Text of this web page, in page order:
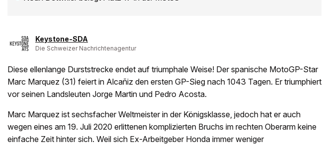
Keystone-SDA
Die Schweizer Nachrichtenagentur
Diese ellenlange Durststrecke endet auf triumphale Weise! Der spanische MotoGP-Star
Marc Marquez (31) feiert in Alcañiz den ersten GP-Sieg nach 1043 Tagen. Er triumphiert
vor seinen Landsleuten Jorge Martin und Pedro Acosta.
Marc Marquez ist sechsfacher Weltmeister in der Königsklasse, jedoch hat er auch
wegen eines am 19. Juli 2020 erlittenen komplizierten Bruchs im rechten Oberarm keine
einfache Zeit hinter sich. Weil sich Ex-Arbeitgeber Honda immer weniger